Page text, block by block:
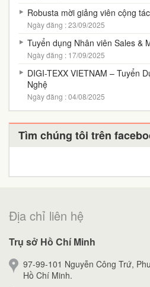
Robusta mời giảng viên cộng
Ngày đăng : 23/09/2025
Tuyển dụng Nhân viên Sales &
Ngày đăng : 17/09/2025
DIGI-TEXX VIETNAM – Tuyển
Nghệ
Ngày đăng : 04/08/2025
Tìm chúng tôi trên
Địa chỉ liên hệ
Trụ sở Hồ Chí Minh
97-99-101 Nguyễn Công Trứ,
Hồ Chí Minh.